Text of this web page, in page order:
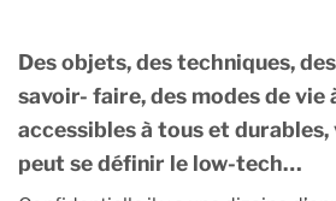
Des objets, des techniques,
savoir- faire, des modes de vie
accessibles à tous et
peut se définir le low-tech…